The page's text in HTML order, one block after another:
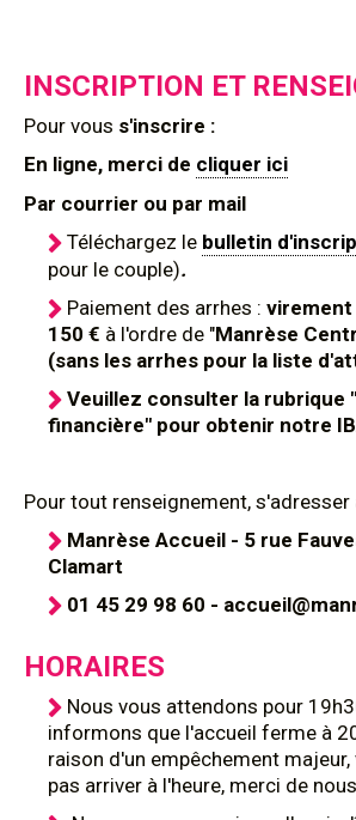
INSCRIPTION ET
Pour vous s'inscrire :
En ligne, merci de cliquer ici
Par courrier ou par mail
Téléchargez le bulletin
pour le couple).
Paiement des arrhes : virement
150 € à l'ordre de "Manrèse
(sans les arrhes pour la liste
Veuillez consulter la rubrique
financière" pour obtenir notre
Pour tout renseignement, s'adresser
Manrèse Accueil - 5 rue
Clamart
01 45 29 98 60 -
HORAIRES
Nous vous attendons pour
informons que l'accueil ferme à
raison d'un empêchement majeur,
pas arriver à l'heure, merci de